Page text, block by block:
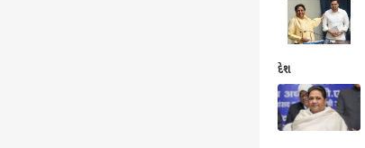
દેશ